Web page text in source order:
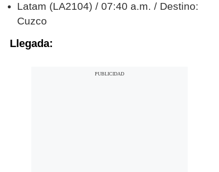
Latam (LA2104) / 07:40 a.m. / Destino:
Cuzco
Llegada: